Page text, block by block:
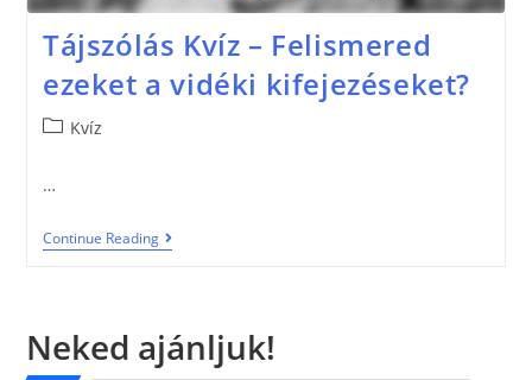
Tájszólás Kvíz – Felismered
ezeket a vidéki kifejezéseket?
Kvíz
…
Continue Reading
Neked ajánljuk!